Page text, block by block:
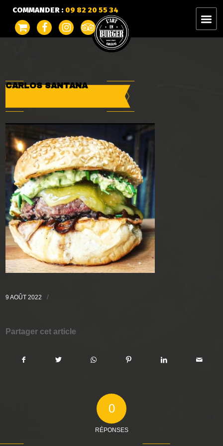
COMMANDER : 09 82 20 55 34
CARLOS SANTANA
9 AOÛT 2022 /
Partager cet article
0
RÉPONSES